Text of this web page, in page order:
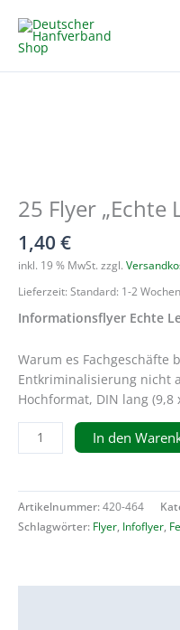
Inhalt
springen
25 Flyer „Echte
1,40 €
inkl. 19 % MwSt. zzgl.
Lieferzeit: Standard: 1-2 Wochen
Informationsflyer Echte
Warum es Fachgeschäfte
Entkriminalisierung nicht
Hochformat, DIN lang (9,8
Flyer
Legalisierung!"
Menge
In den
Artikelnummer:420-464
Schlagwörter: Flyer, Infoflyer,